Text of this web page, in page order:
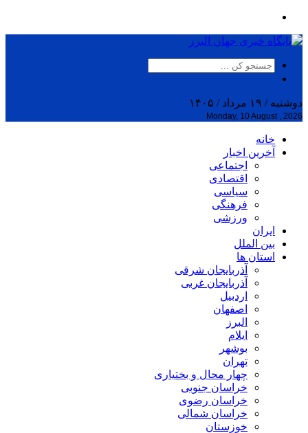
دوشنبه / ۱۹ مرداد / ۱۴۰۵
Monday, 10 August , 2026
خانه
آخرین اخبار
اجتماعی
اقتصادی
سیاسی
فرهنگی
ورزشی
ایران
بین الملل
استان ها
آذربایجان شرقی
آذربایجان غربی
اردبیل
اصفهان
البرز
ایلام
بوشهر
تهران
چهار محال و بختیاری
خراسان جنوبی
خراسان رضوی
خراسان شمالی
خوزستان